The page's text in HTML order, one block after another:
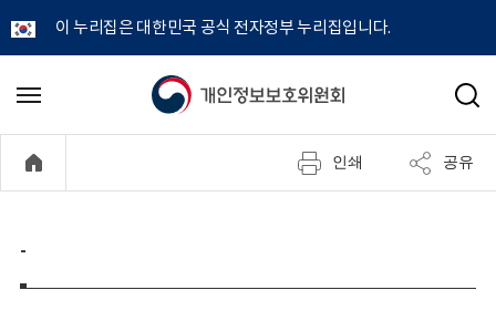
이 누리집은 대한민국 공식 전자정부 누리집입니다.
개
정
보
메
기
검
인쇄 공유
-